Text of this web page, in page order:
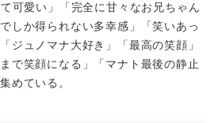
可愛い」「完全に甘々なお兄ちゃん
しか得られない多幸感」「笑いあっ
ジュノマナ大好き」「最高の笑顔」
で笑顔になる」「マナト最後の静止
めている。